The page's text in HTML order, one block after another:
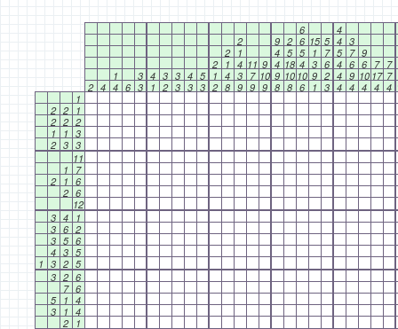
6
4
2
9 2 6 15 5 4 3
2
1 4 5 5 1 7 5 7 9
2
1 4 11 9 4 18 4 3 6 4 6 6 7 7
1
3 4 3 3 4 5 1 4 3 7 10 9 10 10 9 2 4 9 10 17 7
2 4 4 6 3 1 2 3 3 3 2 8 9 9 9 8 8 6 1 3 4 4 4 4 4
1
2 2
1
2 2 2
1
1 3
2 3 3
11
1
7
2
1 6
2 6
12
3 4
1
3 6 2
3 5 6
4 3 5
1 3 2 5
3 2 6
7 6
5
1 4
3
1 4
2
1